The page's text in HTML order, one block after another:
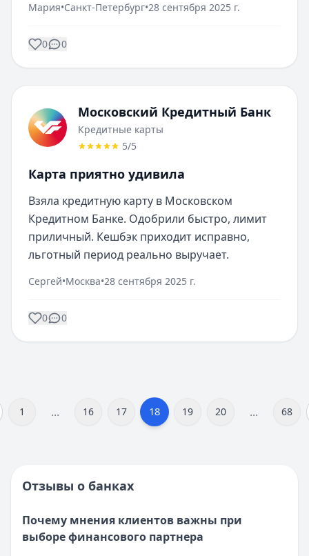
Мария•Санкт-Петербург•28 сентября 2025 г.
0 0
Московский Кредитный Банк
Кредитные карты
5/5
Карта приятно удивила
Взяла кредитную карту в Московском
Кредитном Банке. Одобрили быстро, лимит
приличный. Кешбэк приходит исправно,
льготный период реально выручает.
Сергей•Москва•28 сентября 2025 г.
0 0
1 ... 16 17 18 19 20 ... 68
Отзывы о банках
Почему мнения клиентов важны при
выборе финансового партнера